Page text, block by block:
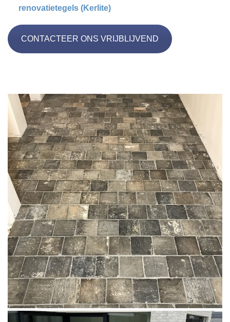
renovatietegels (Kerlite)
CONTACTEER ONS VRIJBLIJVEND